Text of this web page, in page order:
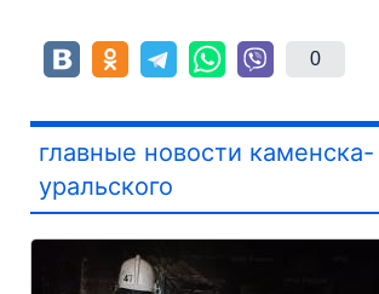
0
главные новости каменска-
уральского